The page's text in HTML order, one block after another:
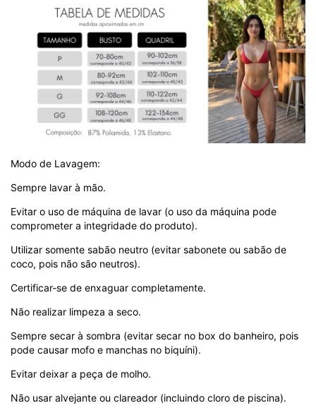
Modo de Lavagem:
Sempre lavar à mão.
Evitar o uso de máquina de lavar (o uso da máquina pode
comprometer a integridade do produto).
Utilizar somente sabão neutro (evitar sabonete ou sabão de
coco, pois não são neutros).
Certificar-se de enxaguar completamente.
Não realizar limpeza a seco.
Sempre secar à sombra (evitar secar no box do banheiro, pois
pode causar mofo e manchas no biquíni).
Evitar deixar a peça de molho.
Não usar alvejante ou clareador (incluindo cloro de piscina).